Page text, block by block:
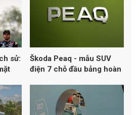
sử:
Škoda Peaq - mẫu SUV
điện 7 chỗ đầu bảng hoàn